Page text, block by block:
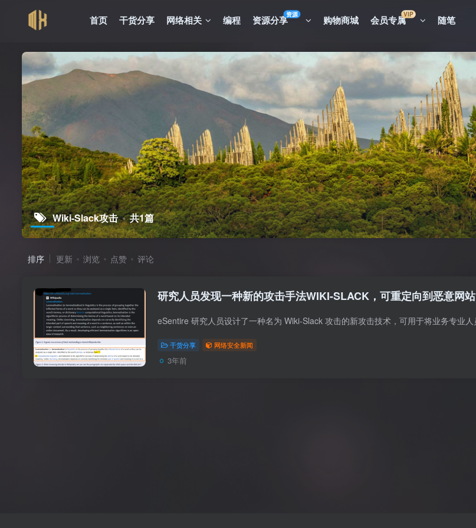
首页 干货分享 网络相关 编程 资源分享资源 购物商城 会员专属VIP 随笔
Wiki-Slack攻击 共1篇
排序 更新 浏览 点赞 评论
研究人员发现一种新的攻击手法WIKI-SLACK，可重定向到恶意网站
干货分享 网络安全新闻
3年前